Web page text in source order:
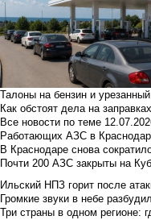
Талоны на бензин и
Как обстоят дела на
Все новости по теме
Работающих АЗС в
В Краснодаре снова
Почти 200 АЗС закрыты на
Ильский НПЗ горит после
Громкие звуки в небе
Три страны в одном регионе: